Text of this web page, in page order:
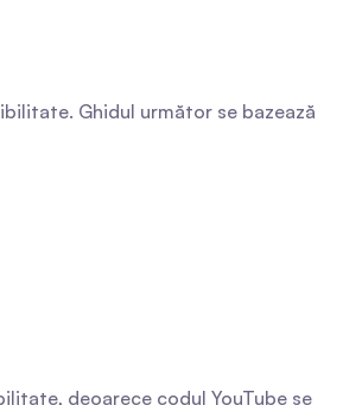
Ghidul următor se bazează
deoarece codul YouTube se